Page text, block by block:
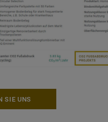
SIE UNS